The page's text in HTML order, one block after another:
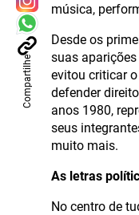
Compartilhe
música,
Desde os
suas
evitou criticar
defender
anos 1980,
seus
muito mais.
As letras
No centro de